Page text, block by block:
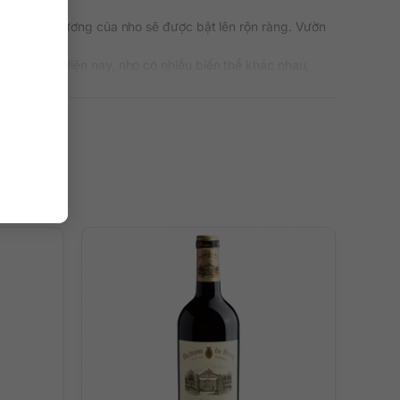
đó mùi hương của nho sẽ được bật lên rộn ràng. Vườn
La Mã. Hiện nay, nho có nhiều biến thể khác nhau,